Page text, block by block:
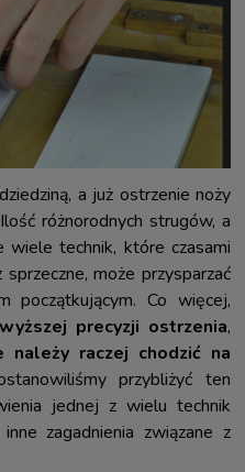
a już ostrzenie noży
różnorodnych strugów, a
technik, które czasami
może przysparzać
początkującym. Co więcej,
precyzji ostrzenia,
należy raczej chodzić na
przybliżyć ten
jednej z wielu technik
zagadnienia związane z